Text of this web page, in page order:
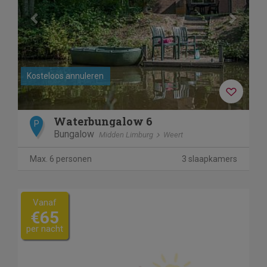
Kosteloos annuleren
P Waterbungalow 6
Bungalow Midden Limburg Weert
Max. 6 personen 3 slaapkamers
Vanaf
€65
per nacht